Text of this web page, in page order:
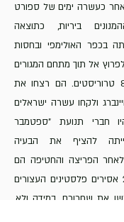
כעשרה ימים של ספורט
ביריות, כתוצאה
בכפר האולימפי ובחסות
אל תוך מתחם המגורים
הישראלי כנופייה של 8 טרוריסטים. הם רצחו את
ולקחו עשרה ישראלים
חברי תנועת "ספטמבר
להציף את הבעיה
הפריצה והחטיפה הם
הוציאו רשימה של 235 אסירים פלסטינים העצורים
את שחרורם, במידה ולא,